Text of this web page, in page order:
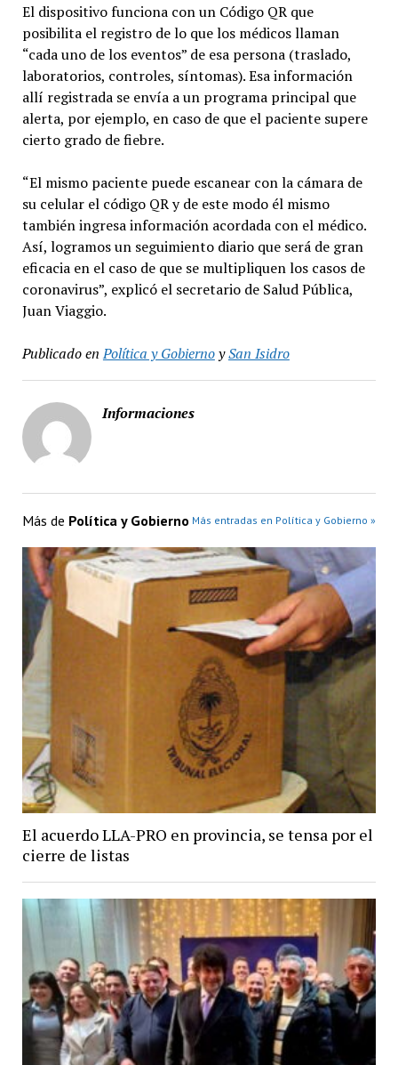
El dispositivo funciona con un Código QR que
posibilita el registro de lo que los médicos llaman
“cada uno de los eventos” de esa persona (traslado,
laboratorios, controles, síntomas). Esa información
allí registrada se envía a un programa principal que
alerta, por ejemplo, en caso de que el paciente supere
cierto grado de fiebre.
“El mismo paciente puede escanear con la cámara de
su celular el código QR y de este modo él mismo
también ingresa información acordada con el médico.
Así, logramos un seguimiento diario que será de gran
eficacia en el caso de que se multipliquen los casos de
coronavirus”, explicó el secretario de Salud Pública,
Juan Viaggio.
Publicado en Política y GobiernoySan Isidro
Informaciones
Más de Política y Gobierno Más entradas en Política y Gobierno »
El acuerdo LLA-PRO en provincia, se tensa por el
cierre de listas